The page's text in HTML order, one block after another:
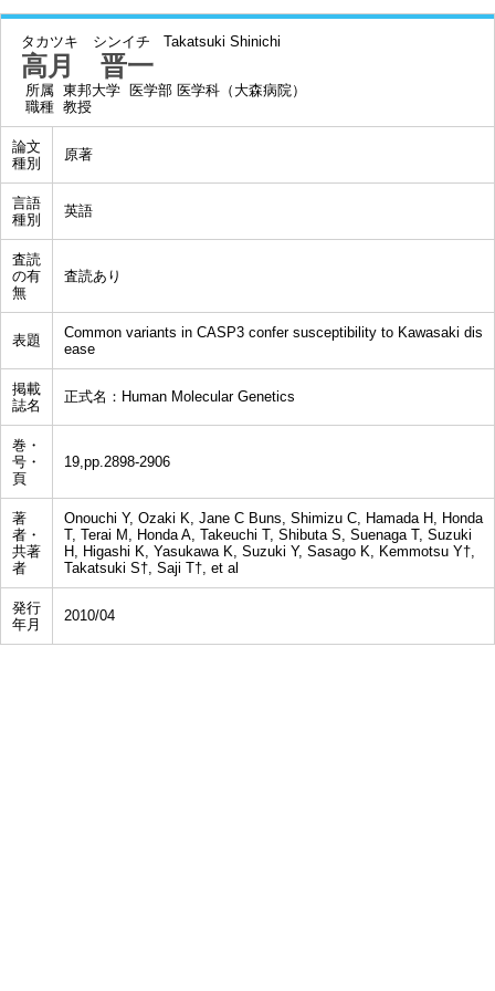
タカツキ シンイチ Takatsuki Shinichi
高月 晋一
所属 東邦大学 医学部 医学科（大森病院）
職種 教授
論文
種別
原著
言語
種別
英語
査読
の有
無
査読あり
表題
Common variants in CASP3 confer susceptibility to Kawasaki dis
ease
掲載
誌名
正式名：Human Molecular Genetics
巻・
号・
頁
19,pp.2898-2906
著
者・
共著
者
Onouchi Y, Ozaki K, Jane C Buns, Shimizu C, Hamada H, Honda
T, Terai M, Honda A, Takeuchi T, Shibuta S, Suenaga T, Suzuki
H, Higashi K, Yasukawa K, Suzuki Y, Sasago K, Kemmotsu Y†,
Takatsuki S†, Saji T†, et al
発行
年月
2010/04